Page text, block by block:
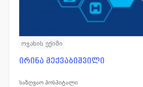
ოჯახის ექიმი
ირინა მექვაბიშვილი
საზღვაო ჰოსპიტალი